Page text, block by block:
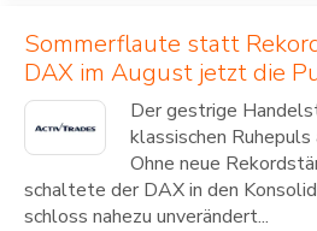
Sommerflaute statt
DAX im August jetzt die
Der gestrige
klassischen Ruhepuls
Ohne neue
schaltete der DAX in den
schloss nahezu unverändert...